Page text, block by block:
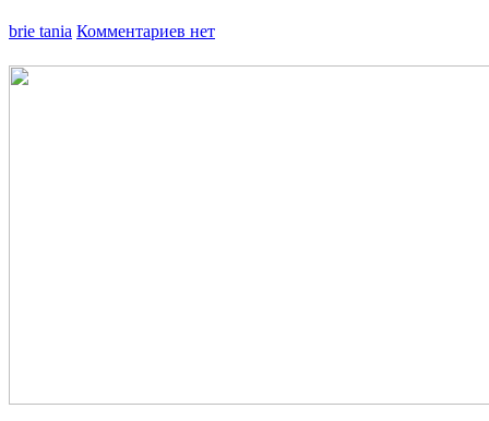
brie tania Комментариев нет